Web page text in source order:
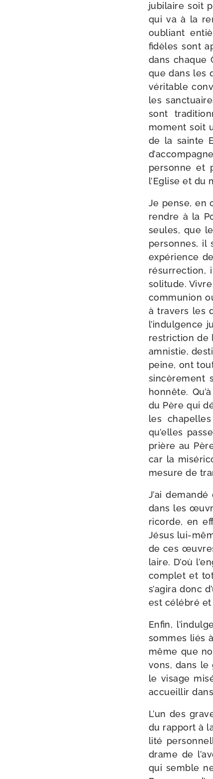
jubi­laire soit
qui va à la
oubliant
fidèles sont
dans chaque
que dans les
véri­table
les
sont
moment soit
de la sainte
per­sonne et
l’Eglise et du
Je pense, en
rendre à la
seules, que
per­sonnes, il
expé­rience
résur­rec­tion,
soli­tude.
com­mu­nion
à tra­vers les
l’indulgence
res­tric­tion de
amnis­tie,
peine, ont
sin­cè­re­ment
hon­nête.
du Père qui
les
qu’elles
prière au
car la
mesure de
J’ai
dans les
ri­corde, en
Jésus lui-​
de ces
laire. D’où
com­plet et
s’agira donc
est célé­bré
Enfin,
sommes liés
même que
vons, dans le
le visage
accueillir
L’un des
du rap­port à
li­té
drame de
qui semble